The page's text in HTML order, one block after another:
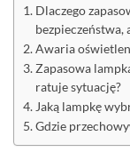
Dlaczego
bezpieczeństwa,
Awaria
Zapasowa
ratuje sytuację?
Jaką lampkę
Gdzie